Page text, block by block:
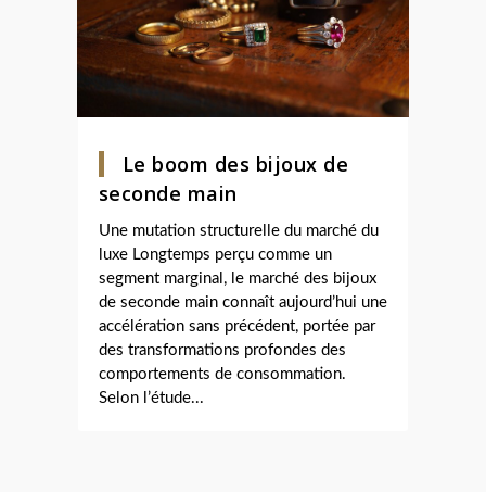
Le boom des bijoux de
seconde main
Une mutation structurelle du marché du
luxe Longtemps perçu comme un
segment marginal, le marché des bijoux
de seconde main connaît aujourd’hui une
accélération sans précédent, portée par
des transformations profondes des
comportements de consommation.
Selon l’étude...